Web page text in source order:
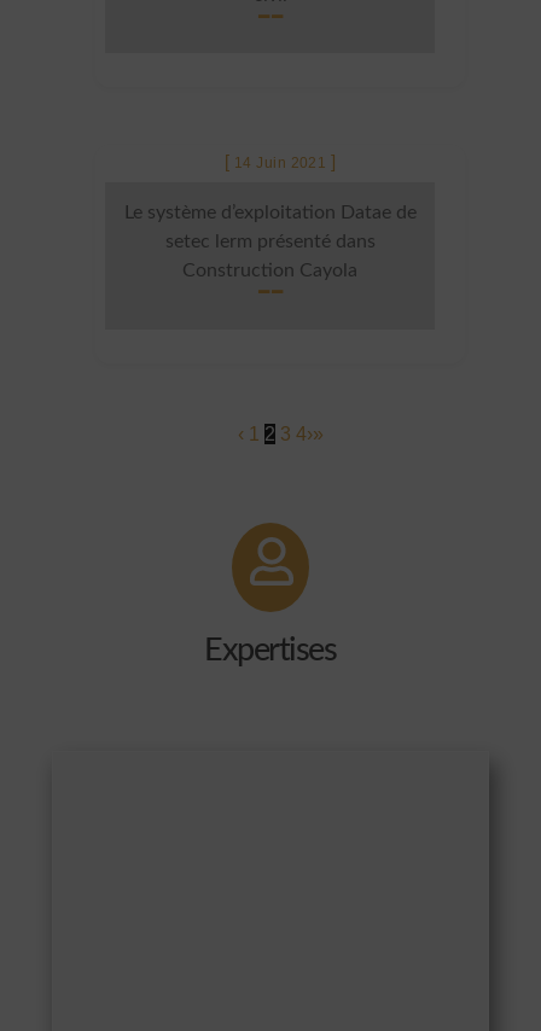
14 Juin 2021
Le système d’exploitation Datae de
setec lerm présenté dans
Construction Cayola
‹ 1 2 3 4›»
Expertises